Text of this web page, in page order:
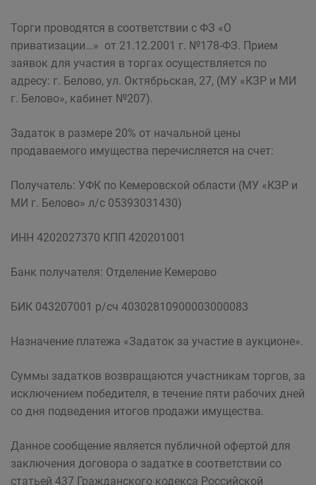
Торги проводятся в соответствии с ФЗ «О
приватизации…» от 21.12.2001 г. №178-ФЗ. Прием
заявок для участия в торгах осуществляется по
адресу: г. Белово, ул. Октябрьская, 27, (МУ «КЗР и МИ
г. Белово», кабинет №207).
Задаток в размере 20% от начальной цены
продаваемого имущества перечисляется на счет:
Получатель: УФК по Кемеровской области (МУ «КЗР и
МИ г. Белово» л/с 05393031430)
ИНН 4202027370 КПП 420201001
Банк получателя: Отделение Кемерово
БИК 043207001 р/сч 40302810900003000083
Назначение платежа «Задаток за участие в аукционе».
Суммы задатков возвращаются участникам торгов, за
исключением победителя, в течение пяти рабочих дней
со дня подведения итогов продажи имущества.
Данное сообщение является публичной офертой для
заключения договора о задатке в соответствии со
статьей 437 Гражданского кодекса Российской